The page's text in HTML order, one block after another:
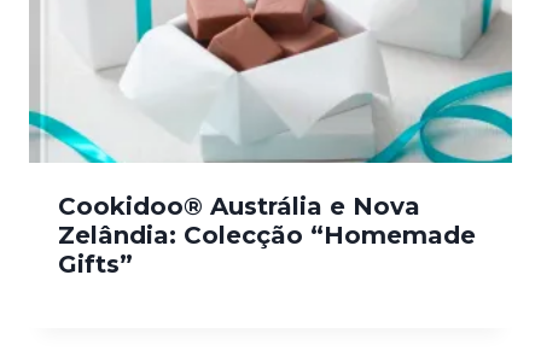
Cookidoo® Austrália e Nova
Zelândia: Colecção “Homemade
Gifts”